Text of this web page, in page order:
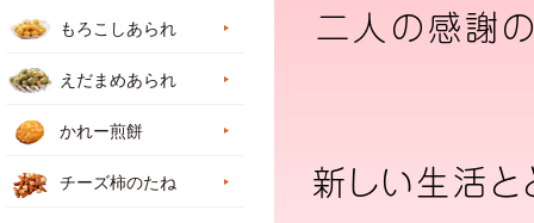
二人の感謝
新しい生活と
もろこしあられ
えだまめあられ
かれー煎餅
チーズ柿のたね